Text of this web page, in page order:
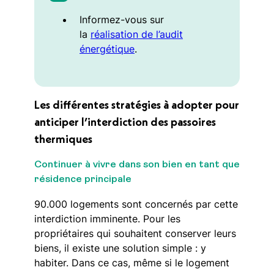
Informez-vous sur
la réalisation de l’audit
énergétique.
Les différentes stratégies à adopter pour
anticiper l’interdiction des passoires
thermiques
Continuer à vivre dans son bien en tant que
résidence principale
90.000 logements sont concernés par cette
interdiction imminente. Pour les
propriétaires qui souhaitent conserver leurs
biens, il existe une solution simple : y
habiter. Dans ce cas, même si le logement